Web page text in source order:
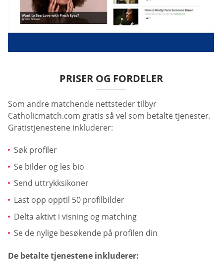
PRISER OG FORDELER
Som andre matchende nettsteder tilbyr
Catholicmatch.com gratis så vel som betalte tjenester.
Gratistjenestene inkluderer:
Søk profiler
Se bilder og les bio
Send uttrykksikoner
Last opp opptil 50 profilbilder
Delta aktivt i visning og matching
Se de nylige besøkende på profilen din
De betalte tjenestene inkluderer: